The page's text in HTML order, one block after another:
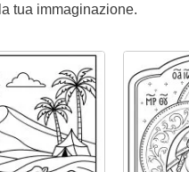
tua immaginazione.